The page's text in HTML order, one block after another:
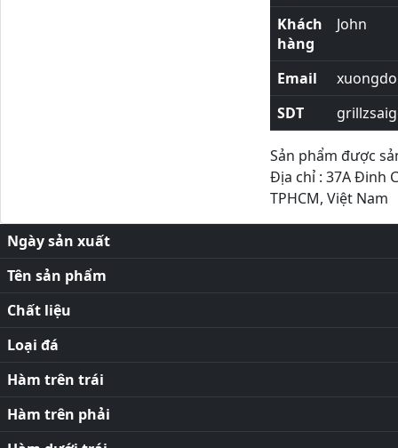
Khách
hàng
John
Email
SDT
Sản phẩm được
Địa chỉ : 37A Đinh
TPHCM, Việt Nam
Ngày sản xuất
Tên sản phẩm
Chất liệu
Loại đá
Hàm trên trái
Hàm trên phải